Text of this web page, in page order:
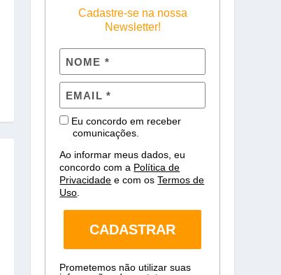
Cadastre-se na nossa
Newsletter!
Eu concordo em receber
comunicações.
Ao informar meus dados, eu
concordo com a Política de
Privacidade e com osTermos de
Uso
CADASTRAR
Prometemos não utilizar suas